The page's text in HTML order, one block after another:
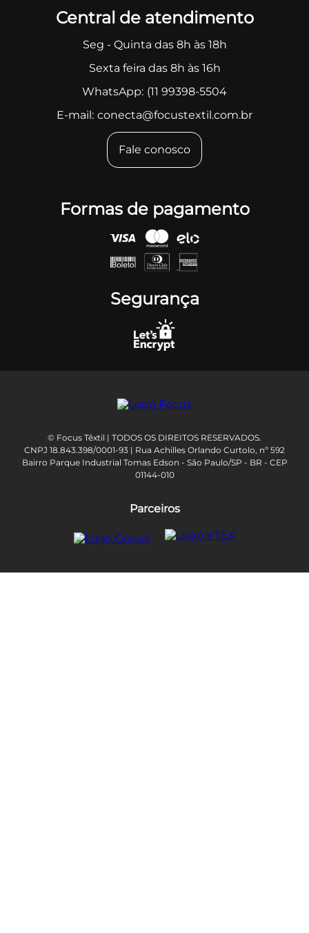
Central de atendimento
Seg - Quinta das 8h às 18h
Sexta feira das 8h às 16h
WhatsApp: (11 99398-5504
E-mail: conecta@focustextil.com.br
Fale conosco
Formas de pagamento
Segurança
© Focus Têxtil | TODOS OS DIREITOS RESERVADOS.
CNPJ 18.843.398/0001-93 | Rua Achilles Orlando Curtolo, nº 592
Bairro Parque Industrial Tomas Edson - São Paulo/SP - BR - CEP
01144-010
Parceiros